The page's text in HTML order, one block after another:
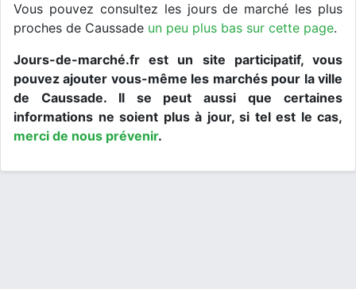
Vous pouvez consultez les jours de marché les plus
proches de Caussade un peu plus bas sur cette page.
Jours-de-marché.fr est un site participatif, vous
pouvez ajouter vous-même les marchés pour la ville
de Caussade. Il se peut aussi que certaines
informations ne soient plus à jour, si tel est le cas,
merci de nous prévenir.